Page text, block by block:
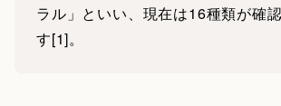
ラル」といい、現在は16種類が確
す[1]。